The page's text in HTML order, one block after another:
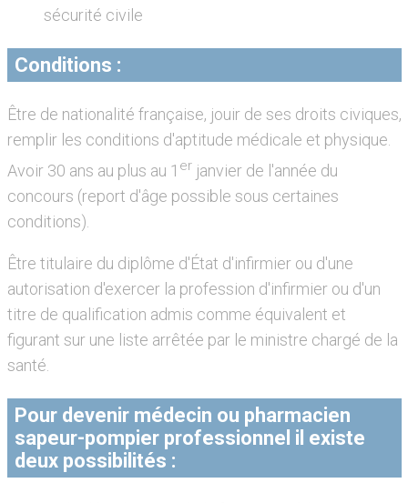
sécurité civile
Conditions :
Être de nationalité française, jouir de ses droits civiques,
remplir les conditions d'aptitude médicale et physique.
Avoir 30 ans au plus au 1 erjanvier de l'année du
concours (report d'âge possible sous certaines
conditions).
Être titulaire du diplôme d'État d'infirmier ou d'une
autorisation d'exercer la profession d'infirmier ou d'un
titre de qualification admis comme équivalent et
figurant sur une liste arrêtée par le ministre chargé de la
santé.
Pour devenir médecin ou pharmacien
sapeur-pompier professionnel il existe
deux possibilités :